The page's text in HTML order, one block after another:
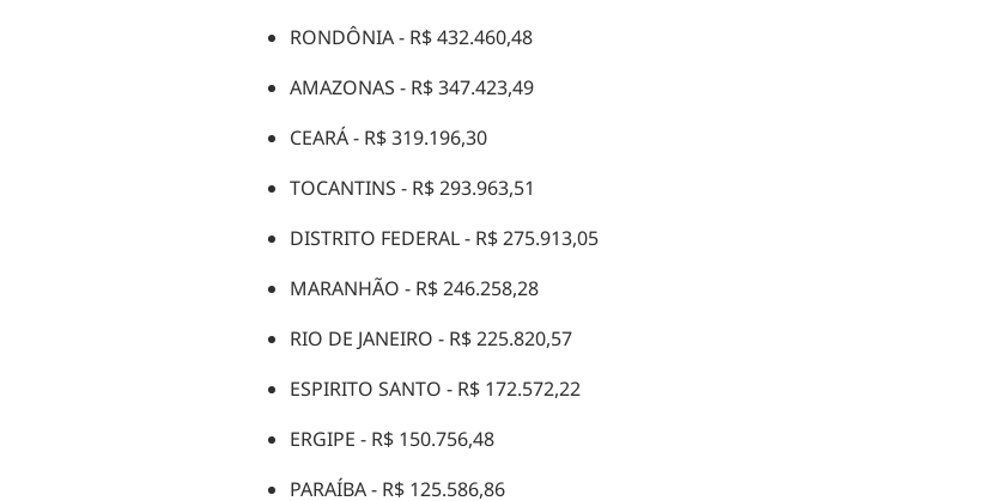
RONDÔNIA - R$ 432.460,48
AMAZONAS - R$ 347.423,49
CEARÁ - R$ 319.196,30
TOCANTINS - R$ 293.963,51
DISTRITO FEDERAL - R$ 275.913,05
MARANHÃO - R$ 246.258,28
RIO DE JANEIRO - R$ 225.820,57
ESPIRITO SANTO - R$ 172.572,22
ERGIPE - R$ 150.756,48
PARAÍBA - R$ 125.586,86